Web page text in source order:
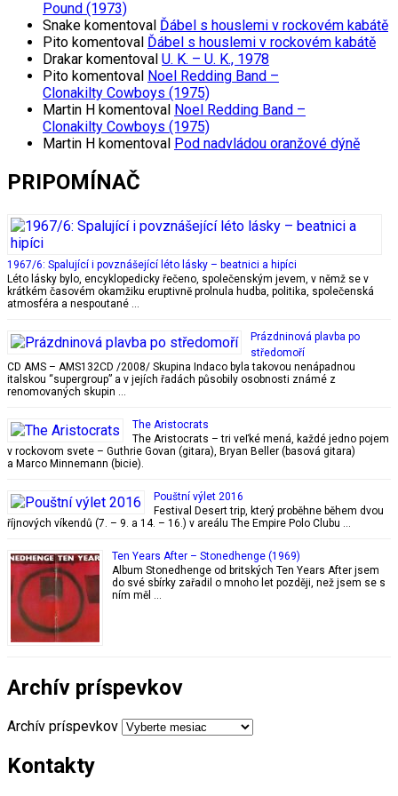
Pound (1973)
Snake komentoval Ďábel s houslemi v rockovém kabátě
Pito komentoval Ďábel s houslemi v rockovém kabátě
Drakar komentoval U. K. – U. K., 1978
Pito komentoval Noel Redding Band –
Clonakilty Cowboys (1975)
Martin H komentoval Noel Redding Band –
Clonakilty Cowboys (1975)
Martin H komentoval Pod nadvládou oranžové dýně
PRIPOMÍNAČ
1967/6: Spalující i povznášející léto lásky – beatnici a hipíci
Léto lásky bylo, encyklopedicky řečeno, společenským jevem, v němž se v
krátkém časovém okamžiku eruptivně prolnula hudba, politika, společenská
atmosféra a nespoutané …
Prázdninová plavba po
středomoří
CD AMS – AMS132CD /2008/ Skupina Indaco byla takovou nenápadnou
italskou “supergroup” a v jejích řadách působily osobnosti známé z
renomovaných skupin …
The Aristocrats
The Aristocrats – tri veľké mená, každé jedno pojem
v rockovom svete – Guthrie Govan (gitara), Bryan Beller (basová gitara)
a Marco Minnemann (bicie).
Pouštní výlet 2016
Festival Desert trip, který proběhne během dvou
říjnových víkendů (7. – 9. a 14. – 16.) v areálu The Empire Polo Clubu …
Ten Years After – Stonedhenge (1969)
Album Stonedhenge od britských Ten Years After jsem
do své sbírky zařadil o mnoho let později, než jsem se s
ním měl …
Archív príspevkov
Archív príspevkov
Kontakty